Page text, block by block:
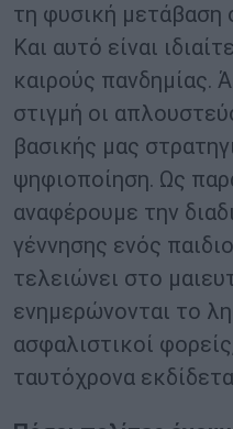
τη φυσική μετάβαση
Και αυτό είναι
καιρούς πανδημίας.
στιγμή οι
βασικής μας
ψηφιοποίηση. Ως
αναφέρουμε την
γέννησης ενός
τελειώνει στο
ενημερώνονται το
ασφαλιστικοί
ταυτόχρονα